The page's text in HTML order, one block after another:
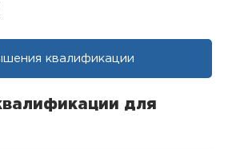
квалификации
для